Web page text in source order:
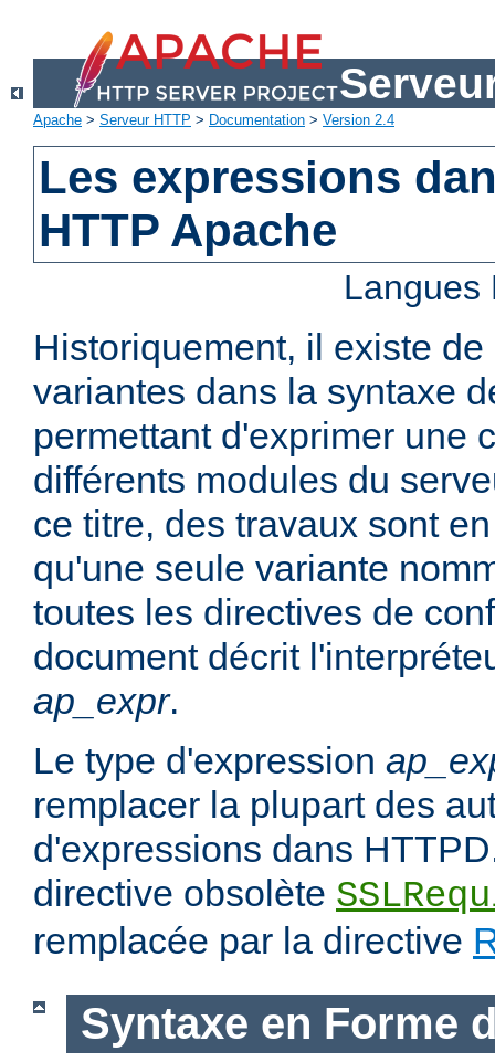
Apache > Serveur HTTP > Documentation > Version 2.4
Les expressions
HTTP Apache
Historiquement, il existe
variantes dans la syntaxe
permettant d'exprimer une
différents modules du
ce titre, des travaux sont
qu'une seule variante
toutes les directives de
document décrit
ap_expr.
Le type d'expression
remplacer la plupart des
d'expressions dans
directive obsolète
remplacée par la directive
Syntaxe en Forme